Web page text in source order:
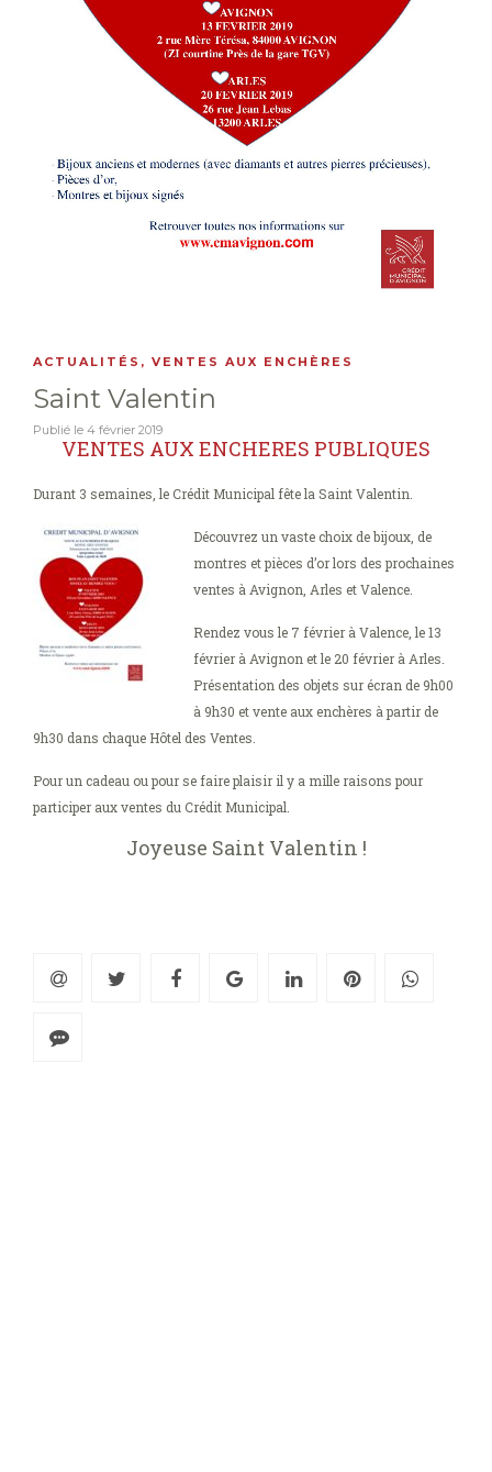
ACTUALITÉS , VENTES AUX ENCHÈRES
Saint Valentin
Publié le 4 février 2019
VENTES AUX ENCHERES PUBLIQUES
Durant 3 semaines, le Crédit Municipal fête la Saint Valentin.
Découvrez un vaste choix de bijoux, de
montres et pièces d’or lors des prochaines
ventes à Avignon, Arles et Valence.
Rendez vous le 7 février à Valence, le 13
février à Avignon et le 20 février à Arles.
Présentation des objets sur écran de 9h00
à 9h30 et vente aux enchères à partir de
9h30 dans chaque Hôtel des Ventes.
Pour un cadeau ou pour se faire plaisir il y a mille raisons pour
participer aux ventes du Crédit Municipal.
Joyeuse Saint Valentin !